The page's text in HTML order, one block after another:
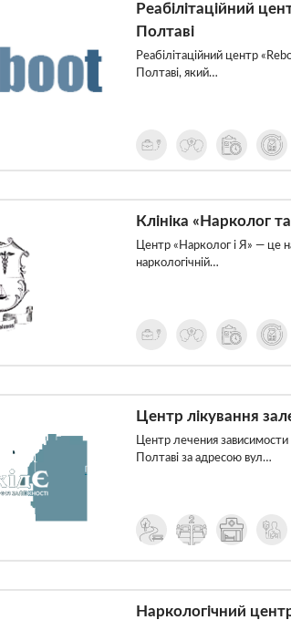
Реабілітаційний
Полтаві
Реабілітаційний центр
Полтаві, який…
Клініка «Нарколог
Центр «Нарколог і Я» — це
наркологічній…
Центр лікування
Центр лечения зависимости
Полтаві за адресою вул…
Наркологічний